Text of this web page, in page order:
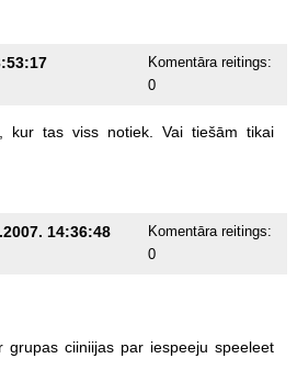
Komentāra reitings:
0
kur tas viss notiek. Vai tiešām tikai
14:36:48
Komentāra reitings:
0
grupas ciiniijas par iespeeju speeleet